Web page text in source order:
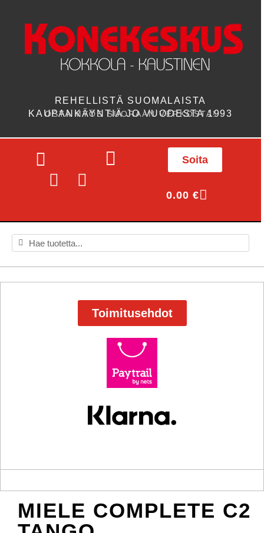
REHELLISTÄ SUOMALAISTA
KAUPANKÄYNTIÄ JO VUODESTA 1993
OSTA MYÖS SUORAAN VERKOSTA!
Soita
0.00 €
Toimitusehdot
MIELE COMPLETE C2